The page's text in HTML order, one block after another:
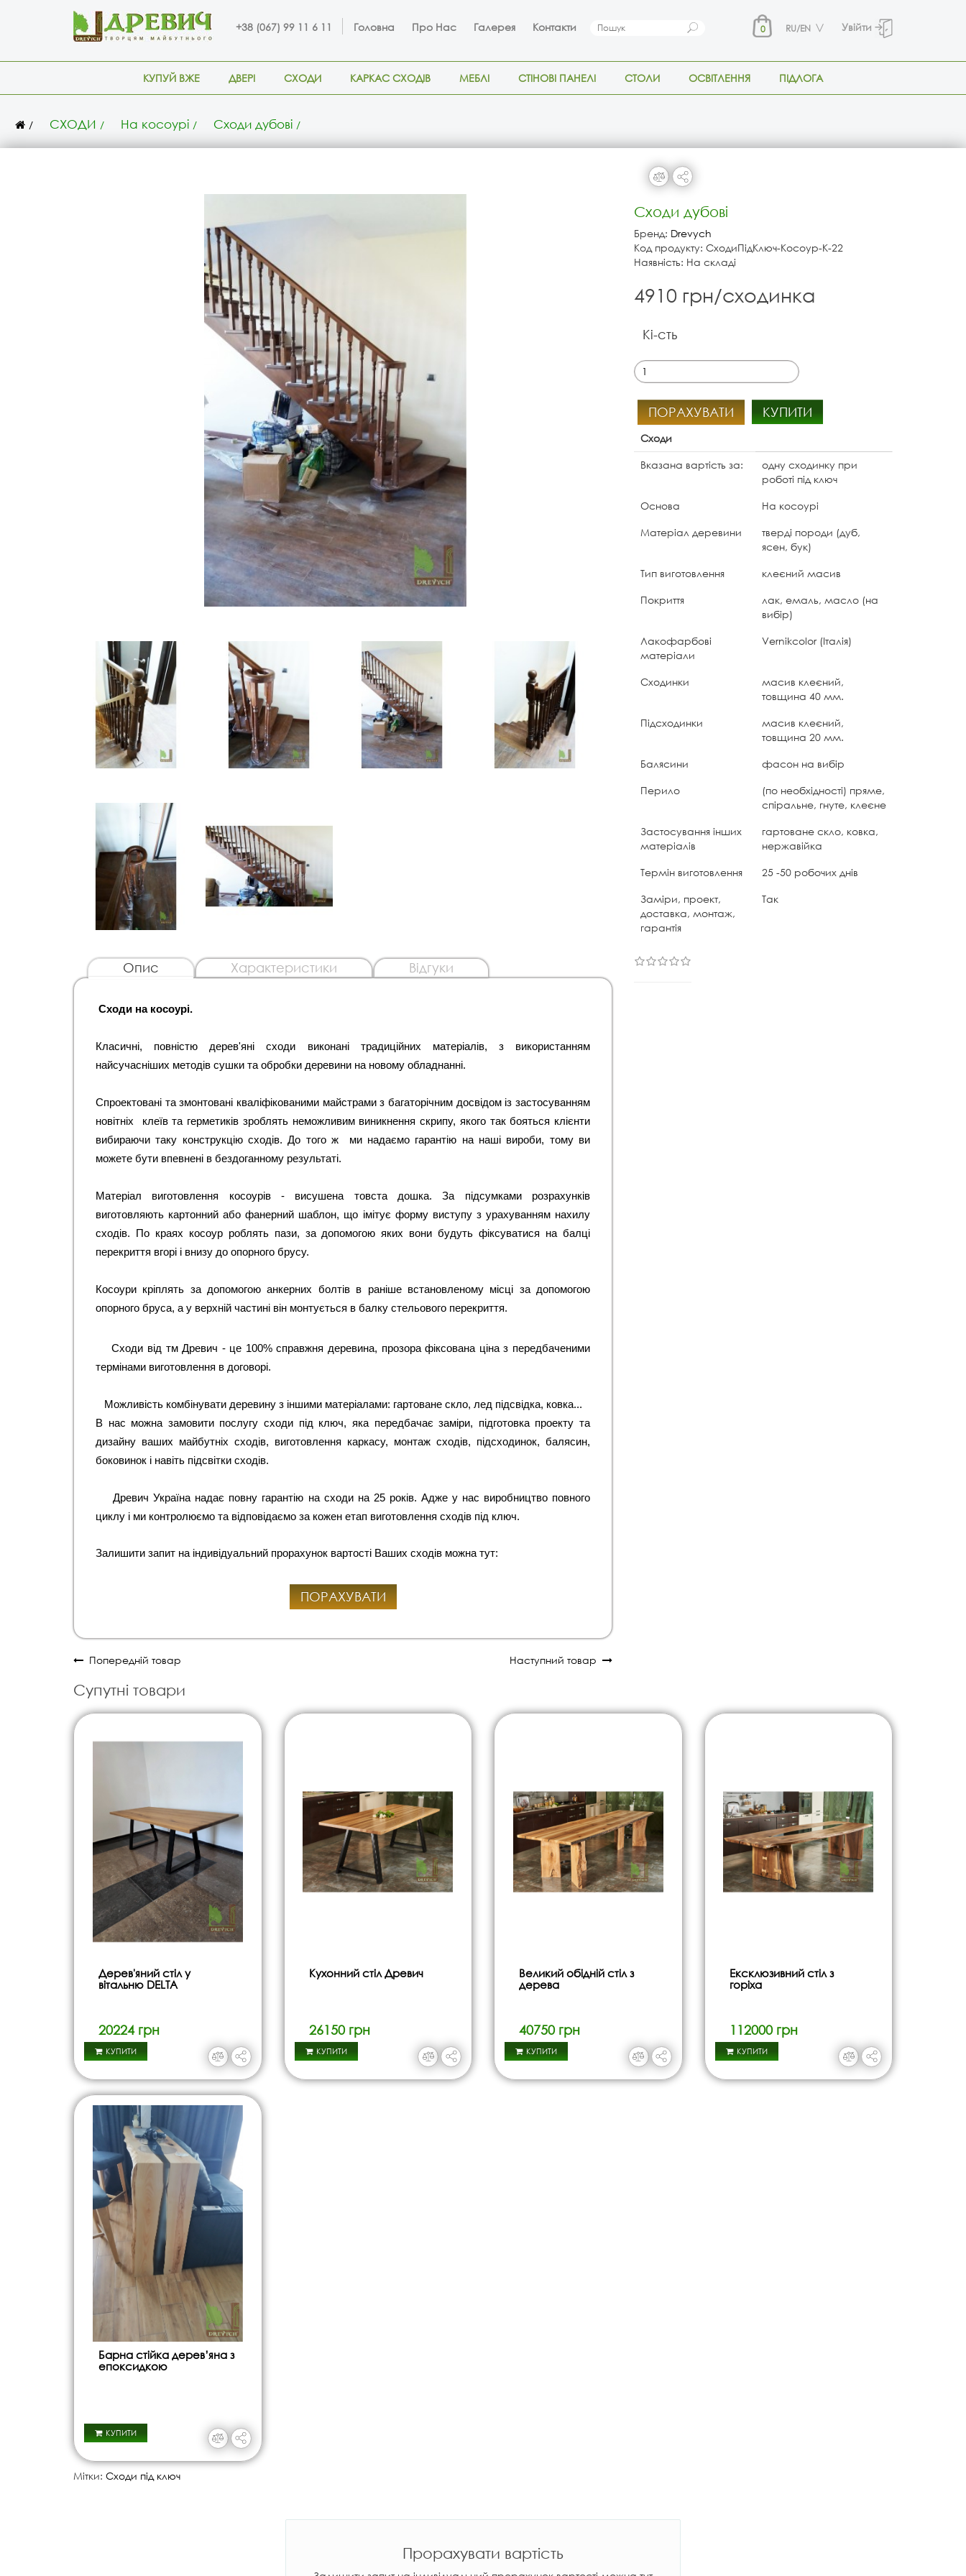
+38 (067) 99 11 6 11 Головна Про Нас Галерея Контакти 0 RU/EN Увійти
КУПУЙ ВЖЕ ДВЕРІ СХОДИ КАРКАС СХОДІВ МЕБЛІ СТІНОВІ ПАНЕЛІ СТОЛИ ОСВІТЛЕННЯ ПІДЛОГА
СХОДИ На косоурі Сходи дубові
Опис Характеристики Відгуки
Сходи на косоурі.
Класичні, повністю дерев'яні сходи виконані традиційних матеріалів, з використанням
найсучасніших методів сушки та обробки деревини на новому обладнанні.
Спроектовані та змонтовані кваліфікованими майстрами з багаторічним досвідом із застосуванням
новітніх  клеїв та герметиків зроблять неможливим виникнення скрипу, якого так бояться клієнти
вибираючи таку конструкцію сходів. До того ж  ми надаємо гарантію на наші вироби, тому ви
можете бути впевнені в бездоганному результаті.
Матеріал виготовлення косоурів - висушена товста дошка. За підсумками розрахунків
виготовляють картонний або фанерний шаблон, що імітує форму виступу з урахуванням нахилу
сходів. По краях косоур роблять пази, за допомогою яких вони будуть фіксуватися на балці
перекриття вгорі і внизу до опорного брусу.
Косоури кріплять за допомогою анкерних болтів в раніше встановленому місці за допомогою
опорного бруса, а у верхній частині він монтується в балку стельового перекриття.
Сходи від тм Древич - це 100% справжня деревина, прозора фіксована ціна з передбаченими
термінами виготовлення в договорі.
Можливість комбінувати деревину з іншими матеріалами: гартоване скло, лед підсвідка, ковка...
В нас можна замовити послугу сходи під ключ, яка передбачає заміри, підготовка проекту та
дизайну ваших майбутніх сходів, виготовлення каркасу, монтаж сходів, підсходинок, балясин,
боковинок і навіть підсвітки сходів.
Древич Україна надає повну гарантію на сходи на 25 років. Адже у нас виробництво повного
циклу і ми контролюємо та відповідаємо за кожен етап виготовлення сходів під ключ.
Залишити запит на індивідуальний прорахунок вартості Ваших сходів можна тут:
ПОРАХУВАТИ
Попередній товар Наступний товар
Сходи дубові
Бренд: Drevych
Код продукту: СходиПідКлюч-Косоур-К-22
Наявність: На складі
4910 грн/сходинка
Кі-сть
ПОРАХУВАТИ КУПИТИ
Сходи
Вказана вартість за:
одну сходинку при
роботі під ключ
Основа
На косоурі
Матеріал деревини
тверді породи (дуб,
ясен, бук)
Тип виготовлення
клеєний масив
Покриття
лак, емаль, масло (на
вибір)
Лакофарбові
матеріали
Vernikcolor (Італія)
Сходинки
масив клеєний,
товщина 40 мм.
Підсходинки
масив клеєний,
товщина 20 мм.
Балясини
фасон на вибір
Перило
(по необхідності) пряме,
спіральне, гнуте, клеєне
Застосування інших
матеріалів
гартоване скло, ковка,
нержавійка
Термін виготовлення
25 -50 робочих днів
Заміри, проект,
доставка, монтаж,
гарантія
Так
Супутні товари
Дерев'яний стіл у
вітальню DELTA
20224 грн
КУПИТИ
Кухонний стіл Древич
26150 грн
КУПИТИ
Великий обідній стіл з
дерева
40750 грн
КУПИТИ
Ексклюзивний стіл з
горіха
112000 грн
КУПИТИ
Барна стійка дерев’яна з
епоксидкою
КУПИТИ
Мітки: Сходи під ключ
Прорахувати вартість